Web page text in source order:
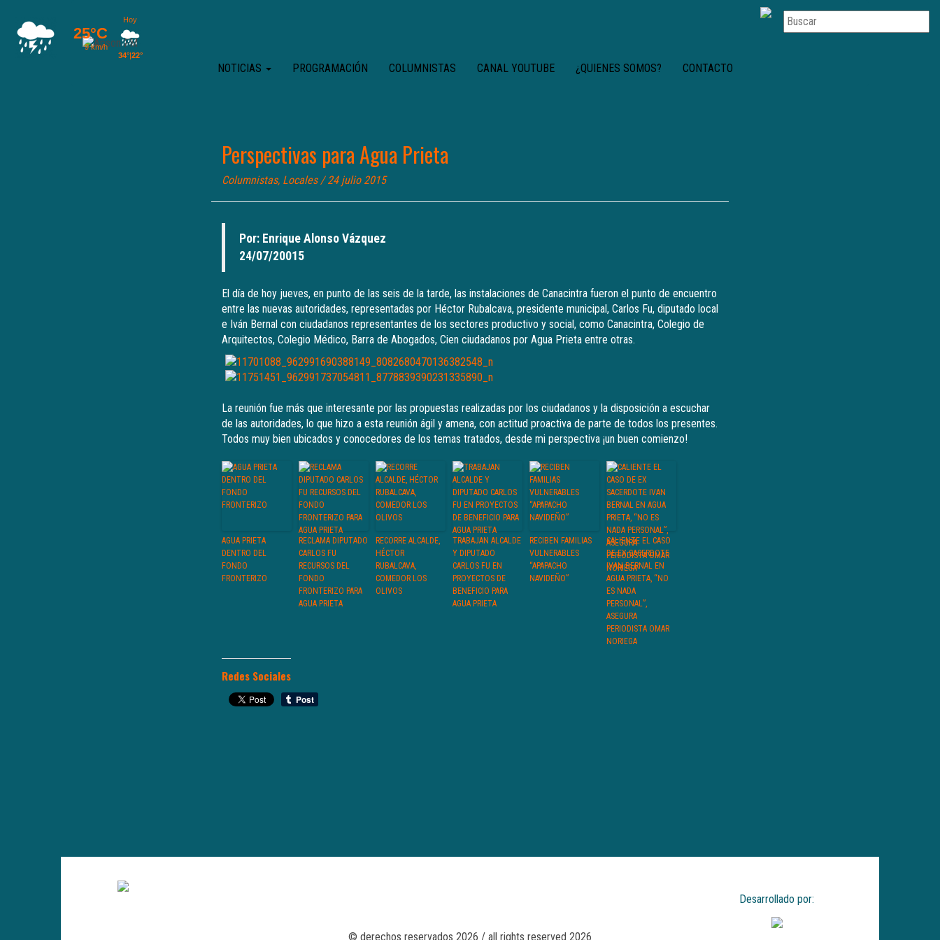
NOTICIAS PROGRAMACIÓN COLUMNISTAS CANAL YOUTUBE ¿QUIENES SOMOS? CONTACTO
Perspectivas para Agua Prieta
Columnistas, Locales/ 24 julio 2015
Por: Enrique Alonso Vázquez
24/07/20015
El día de hoy jueves, en punto de las seis de la tarde, las instalaciones de Canacintra fueron el punto de encuentro
entre las nuevas autoridades, representadas por Héctor Rubalcava, presidente municipal, Carlos Fu, diputado local
e Iván Bernal con ciudadanos representantes de los sectores productivo y social, como Canacintra, Colegio de
Arquitectos, Colegio Médico, Barra de Abogados, Cien ciudadanos por Agua Prieta entre otras.
La reunión fue más que interesante por las propuestas realizadas por los ciudadanos y la disposición a escuchar
de las autoridades, lo que hizo a esta reunión ágil y amena, con actitud proactiva de parte de todos los presentes.
Todos muy bien ubicados y conocedores de los temas tratados, desde mi perspectiva ¡un buen comienzo!
AGUA PRIETA
DENTRO DEL
FONDO
FRONTERIZO
RECLAMA DIPUTADO
CARLOS FU
RECURSOS DEL
FONDO
FRONTERIZO PARA
AGUA PRIETA
RECORRE ALCALDE,
HÉCTOR
RUBALCAVA,
COMEDOR LOS
OLIVOS
TRABAJAN ALCALDE
Y DIPUTADO
CARLOS FU EN
PROYECTOS DE
BENEFICIO PARA
AGUA PRIETA
RECIBEN FAMILIAS
VULNERABLES
“APAPACHO
NAVIDEÑO”
CALIENTE EL CASO
DE EX SACERDOTE
IVAN BERNAL EN
AGUA PRIETA, “NO
ES NADA
PERSONAL”,
ASEGURA
PERIODISTA OMAR
NORIEGA
Redes Sociales
Desarrollado por:
© derechos reservados 2026 / all rights reserved 2026